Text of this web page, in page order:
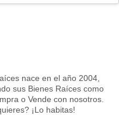
nace en el año 2004,
sus Bienes Raíces como
o Vende con nosotros.
¡Lo habitas!